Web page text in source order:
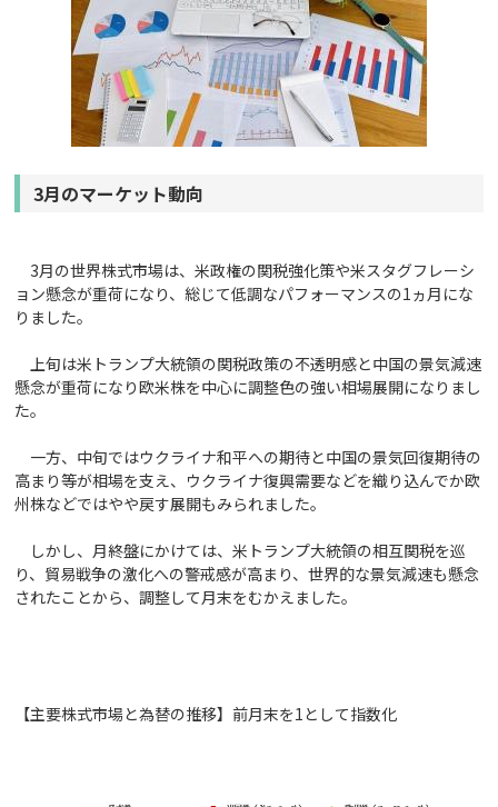
3月のマーケット動向
3月の世界株式市場は、米政権の関税強化策や米スタグフレーシ
ョン懸念が重荷になり、総じて低調なパフォーマンスの1ヵ月にな
りました。
上旬は米トランプ大統領の関税政策の不透明感と中国の景気減速
懸念が重荷になり欧米株を中心に調整色の強い相場展開になりまし
た。
一方、中旬ではウクライナ和平への期待と中国の景気回復期待の
高まり等が相場を支え、ウクライナ復興需要などを織り込んでか欧
州株などではやや戻す展開もみられました。
しかし、月終盤にかけては、米トランプ大統領の相互関税を巡
り、貿易戦争の激化への警戒感が高まり、世界的な景気減速も懸念
されたことから、調整して月末をむかえました。
【主要株式市場と為替の推移】前月末を1として指数化